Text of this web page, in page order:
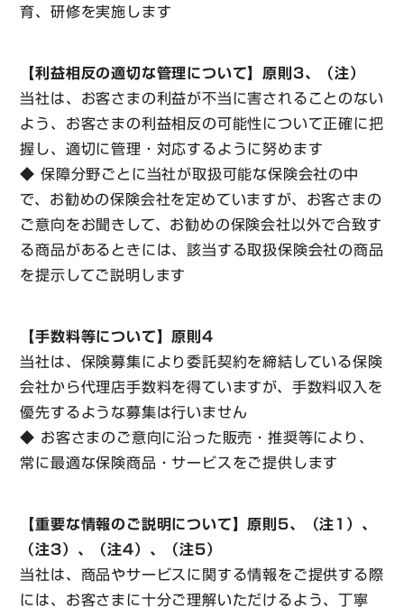
育、研修を実施します
【利益相反の適切な管理について】原則3、（注）
当社は、お客さまの利益が不当に害されることのない
よう、お客さまの利益相反の可能性について正確に把
握し、適切に管理・対応するように努めます
◆ 保障分野ごとに当社が取扱可能な保険会社の中
で、お勧めの保険会社を定めていますが、お客さまの
ご意向をお聞きして、お勧めの保険会社以外で合致す
る商品があるときには、該当する取扱保険会社の商品
を提示してご説明します
【手数料等について】原則4
当社は、保険募集により委託契約を締結している保険
会社から代理店手数料を得ていますが、手数料収入を
優先するような募集は行いません
◆ お客さまのご意向に沿った販売・推奨等により、
常に最適な保険商品・サービスをご提供します
【重要な情報のご説明について】原則5、（注1）、
（注3）、（注4）、（注5）
当社は、商品やサービスに関する情報をご提供する際
には、お客さまに十分ご理解いただけるよう、丁寧